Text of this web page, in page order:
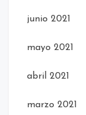
junio 2021
mayo 2021
abril 2021
marzo 2021